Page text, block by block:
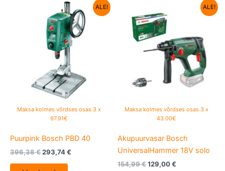
ALE!
Maksa kolmes võrdses osas 3 x
97.91€
Puurpink Bosch PBD 40
396,38€
hind
oli:
396,38 €.
293,74€
Current
price
is:
293,74 €.
ALE!
Maksa kolmes võrdses osas 3 x
43.00€
Akupuurvasar Bosch
UniversalHammer 18V solo
154,99€
hind
oli:
154,99 €.
129,00€